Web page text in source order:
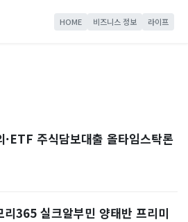
HOME 비즈니스 정보 라이프
·ETF 주식담보대출 올타임스탁론
리365 실크알부민 양태반 프리미